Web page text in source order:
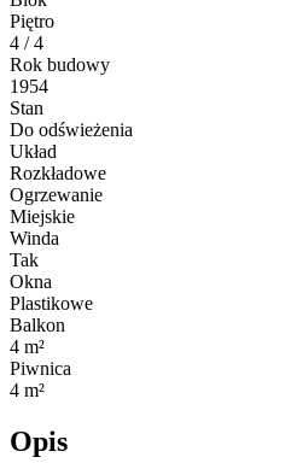
Piętro
4 / 4
Rok budowy
1954
Stan
Do odświeżenia
Układ
Rozkładowe
Ogrzewanie
Miejskie
Winda
Tak
Okna
Plastikowe
Balkon
4 m²
Piwnica
4 m²
Opis